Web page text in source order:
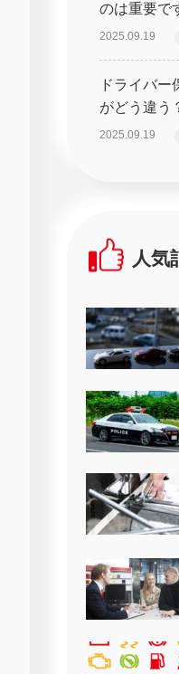
のは重要で
2025.09.19
ドライバー
がどう違う
2025.09.19
人気